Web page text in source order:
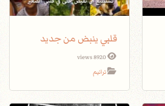
قلبي ينبض من جديد
8920 views
ترانيم